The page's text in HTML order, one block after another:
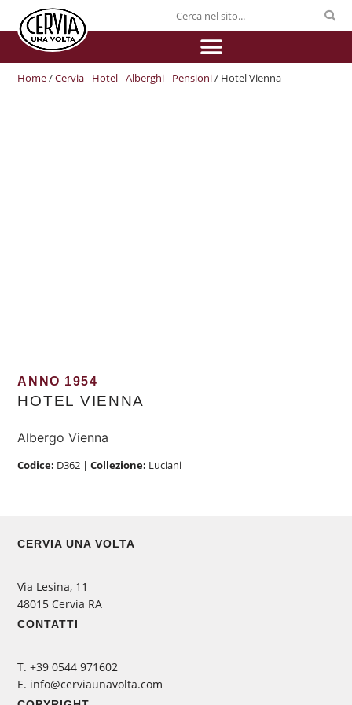
Home/Cervia - Hotel - Alberghi - Pensioni/ Hotel Vienna
ANNO 1954
HOTEL VIENNA
Albergo Vienna
Codice: D362 |Collezione: Luciani
CERVIA UNA VOLTA
Via Lesina, 11
48015 Cervia RA
CONTATTI
‭T. +39 0544 971602
E. info@cerviaunavolta.com